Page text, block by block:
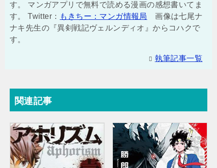
す。 マンガアプリで無料で読める漫画の感想書いてま
す。 Twitter： もきちー：マンガ情報局
画像は七尾ナ
ナキ先生の『異剣戦記ヴェルンディオ』からコハクで
す。
執筆記事一覧
関連記事